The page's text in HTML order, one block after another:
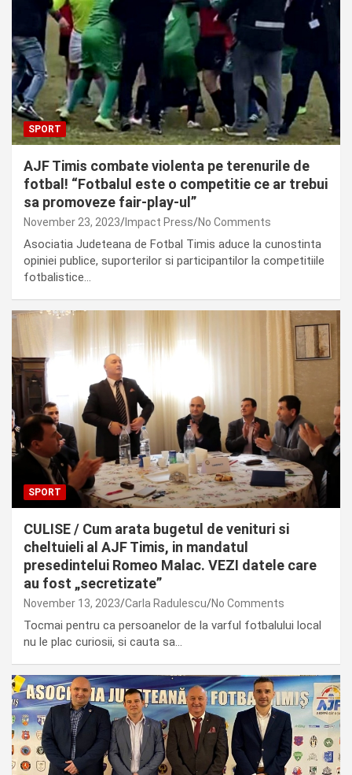
SPORT
AJF Timis combate violenta pe terenurile de
fotbal! “Fotbalul este o competitie ce ar trebui
sa promoveze fair-play-ul”
November 23, 2023 Impact Press No Comments
Asociatia Judeteana de Fotbal Timis aduce la cunostinta
opiniei publice, suporterilor si participantilor la competitiile
fotbalistice…
SPORT
CULISE / Cum arata bugetul de venituri si
cheltuieli al AJF Timis, in mandatul
presedintelui Romeo Malac. VEZI datele care
au fost „secretizate”
November 13, 2023 Carla Radulescu No Comments
Tocmai pentru ca persoanelor de la varful fotbalului local
nu le plac curiosii, si cauta sa…